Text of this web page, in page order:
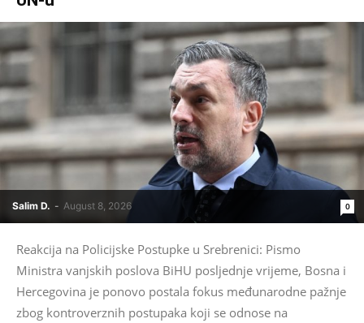
Salim D. - August 8, 2026 0
Reakcija na Policijske Postupke u Srebrenici: Pismo
Ministra vanjskih poslova BiHU posljednje vrijeme, Bosna i
Hercegovina je ponovo postala fokus međunarodne pažnje
zbog kontroverznih postupaka koji se odnose na